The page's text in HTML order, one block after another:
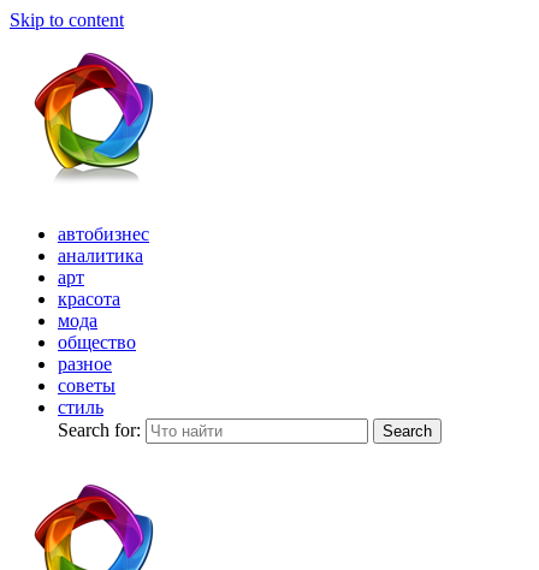
Skip to content
автобизнес
аналитика
арт
красота
мода
общество
разное
советы
стиль
Search for:
Search